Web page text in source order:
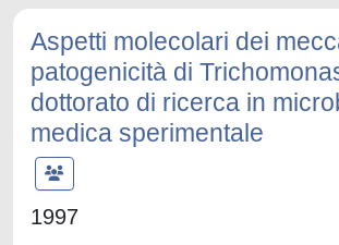
Aspetti molecolari dei
patogenicità di
dottorato di ricerca in
medica sperimentale
1997